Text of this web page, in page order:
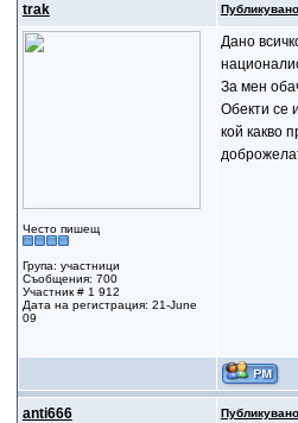
trak
Често пишещ
Група: участници
Съобщения: 700
Участник # 1 912
Дата на регистрация: 21-June
09
Дано
За мен
Обекти се
кой какво
anti666